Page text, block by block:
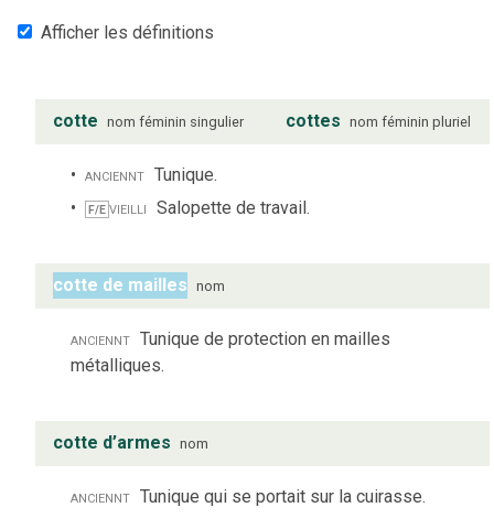
Afficher les définitions
cotte nom féminin singulier cottes nom féminin pluriel
anciennt Tunique.
F/E vieilli Salopette de travail.
cotte de mailles nom
anciennt Tunique de protection en mailles
métalliques.
cotte d’armes nom
anciennt Tunique qui se portait sur la cuirasse.